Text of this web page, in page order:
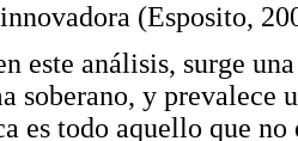
(Esposito,
este análisis, surge
soberano, y prevalece
es todo aquello que no